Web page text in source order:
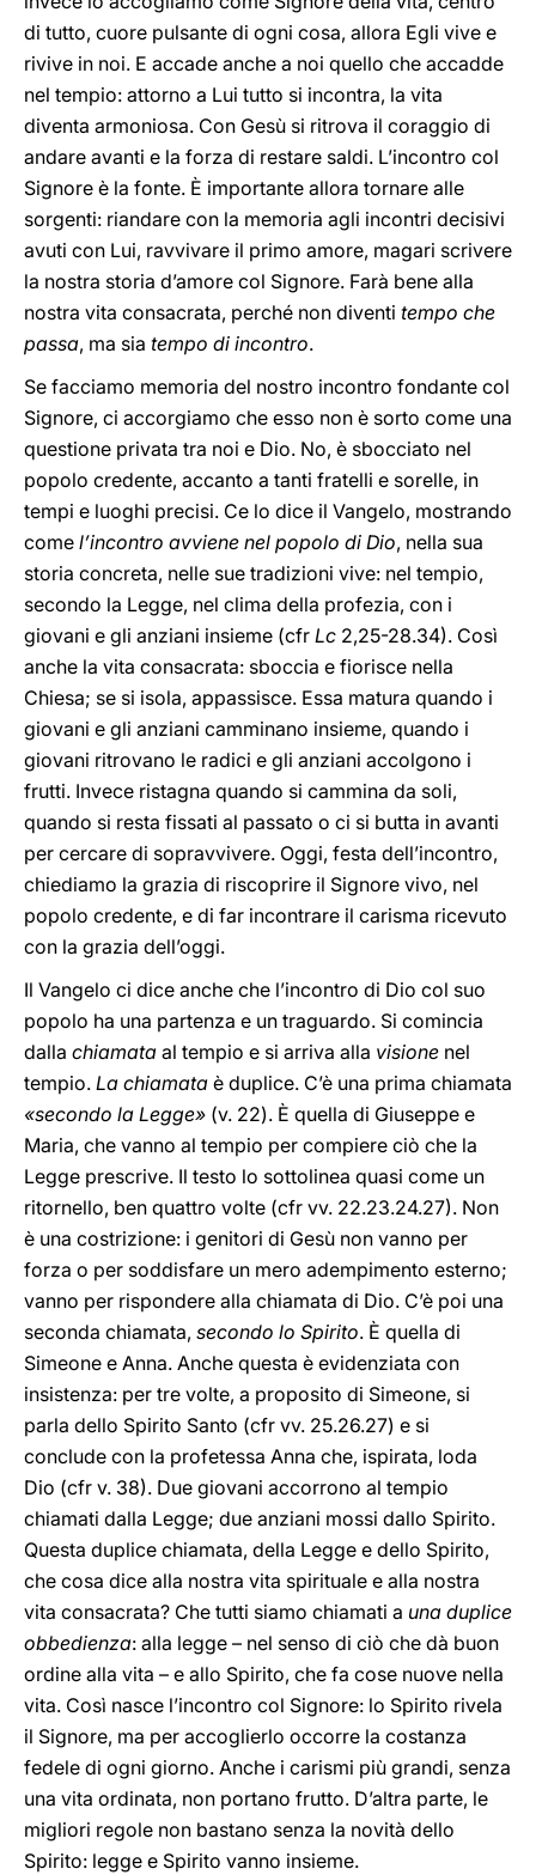
di tutto, cuore pulsante di ogni cosa, allora Egli vive e
rivive in noi. E accade anche a noi quello che accadde
nel tempio: attorno a Lui tutto si incontra, la vita
diventa armoniosa. Con Gesù si ritrova il coraggio di
andare avanti e la forza di restare saldi. L’incontro col
Signore è la fonte. È importante allora tornare alle
sorgenti: riandare con la memoria agli incontri decisivi
avuti con Lui, ravvivare il primo amore, magari scrivere
la nostra storia d’amore col Signore. Farà bene alla
nostra vita consacrata, perché non diventi tempo che
passa, ma sia tempo di incontro.
Se facciamo memoria del nostro incontro fondante col
Signore, ci accorgiamo che esso non è sorto come una
questione privata tra noi e Dio. No, è sbocciato nel
popolo credente, accanto a tanti fratelli e sorelle, in
tempi e luoghi precisi. Ce lo dice il Vangelo, mostrando
come l’incontro avviene nel popolo di Dio, nella sua
storia concreta, nelle sue tradizioni vive: nel tempio,
secondo la Legge, nel clima della profezia, con i
giovani e gli anziani insieme (cfr Lc 2,25-28.34). Così
anche la vita consacrata: sboccia e fiorisce nella
Chiesa; se si isola, appassisce. Essa matura quando i
giovani e gli anziani camminano insieme, quando i
giovani ritrovano le radici e gli anziani accolgono i
frutti. Invece ristagna quando si cammina da soli,
quando si resta fissati al passato o ci si butta in avanti
per cercare di sopravvivere. Oggi, festa dell’incontro,
chiediamo la grazia di riscoprire il Signore vivo, nel
popolo credente, e di far incontrare il carisma ricevuto
con la grazia dell’oggi.
Il Vangelo ci dice anche che l’incontro di Dio col suo
popolo ha una partenza e un traguardo. Si comincia
dalla chiamata al tempio e si arriva alla visione nel
tempio. La chiamata è duplice. C’è una prima chiamata
«secondo la Legge» (v. 22). È quella di Giuseppe e
Maria, che vanno al tempio per compiere ciò che la
Legge prescrive. Il testo lo sottolinea quasi come un
ritornello, ben quattro volte (cfr vv. 22.23.24.27). Non
è una costrizione: i genitori di Gesù non vanno per
forza o per soddisfare un mero adempimento esterno;
vanno per rispondere alla chiamata di Dio. C’è poi una
seconda chiamata, secondo lo Spirito. È quella di
Simeone e Anna. Anche questa è evidenziata con
insistenza: per tre volte, a proposito di Simeone, si
parla dello Spirito Santo (cfr vv. 25.26.27) e si
conclude con la profetessa Anna che, ispirata, loda
Dio (cfr v. 38). Due giovani accorrono al tempio
chiamati dalla Legge; due anziani mossi dallo Spirito.
Questa duplice chiamata, della Legge e dello Spirito,
che cosa dice alla nostra vita spirituale e alla nostra
vita consacrata? Che tutti siamo chiamati a una duplice
obbedienza: alla legge – nel senso di ciò che dà buon
ordine alla vita – e allo Spirito, che fa cose nuove nella
vita. Così nasce l’incontro col Signore: lo Spirito rivela
il Signore, ma per accoglierlo occorre la costanza
fedele di ogni giorno. Anche i carismi più grandi, senza
una vita ordinata, non portano frutto. D’altra parte, le
migliori regole non bastano senza la novità dello
Spirito: legge e Spirito vanno insieme.